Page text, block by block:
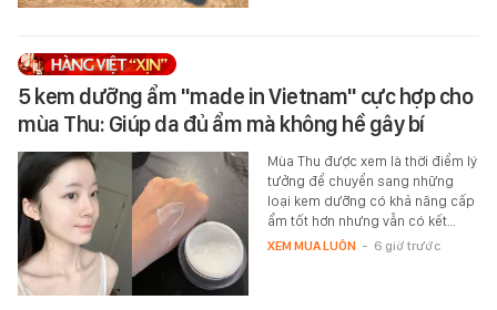
5 kem dưỡng ẩm "made in Vietnam" cực hợp cho
mùa Thu: Giúp da đủ ẩm mà không hề gây bí
Mùa Thu được xem là thời điểm lý
tưởng để chuyển sang những
loại kem dưỡng có khả năng cấp
ẩm tốt hơn nhưng vẫn có kết…
XEM MUA LUÔN - 6 giờ trước